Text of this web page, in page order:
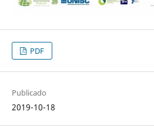
PDF
Publicado
2019-10-18